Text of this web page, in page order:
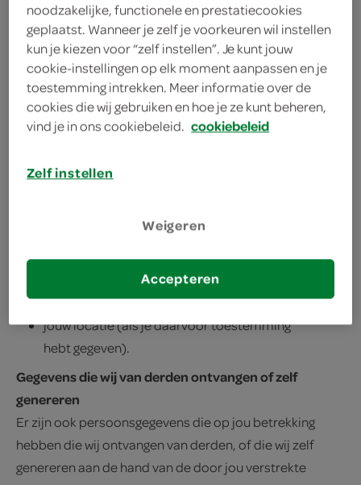
e-mailadres.
Gegevens over jouw gebruik
Gebruik je de Website, bijvoorbeeld om een bestelling
te plaatsen, dan verwerken wij de volgende gegevens
over de activiteiten op de website van de bezoeker:
identificeren, zoals een MAC-adres, IP-adres
niet in alle gevallen als persoonsgegevens,
gegevens over de instellingen van jouw
browser of randapparatuur;
jouw locatie (als je daarvoor toestemming
hebt gegeven).
Gegevens die wij van derden ontvangen of zelf
genereren
Er zijn ook persoonsgegevens die op jou betrekking
hebben die wij ontvangen van derden, of die wij zelf
genereren aan de hand van de door jou verstrekte
noodzakelijke, functionele en prestatiecookies
geplaatst. Wanneer je zelf je voorkeuren wil instellen
kun je kiezen voor “zelf instellen”. Je kunt jouw
cookie-instellingen op elk moment aanpassen en je
toestemming intrekken. Meer informatie over de
cookies die wij gebruiken en hoe je ze kunt beheren,
vind je in ons cookiebeleid. cookiebeleid
Zelf instellen
Weigeren
Accepteren